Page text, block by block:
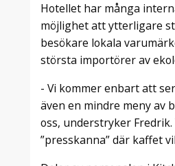
Hotellet har många
möjlighet att ytterligare
besökare lokala
största importörer av
- Vi kommer enbart att
även en mindre meny av
oss, understryker
”presskanna” där kaffet